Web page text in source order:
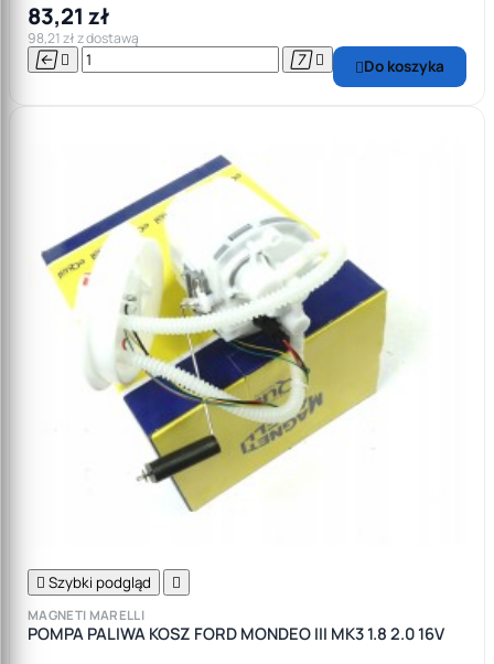
83,21 zł
98,21 zł z dostawą
    Do koszyka
 Szybki podgląd 
MAGNETI MARELLI
POMPA PALIWA KOSZ FORD MONDEO III MK3 1.8 2.0 16V